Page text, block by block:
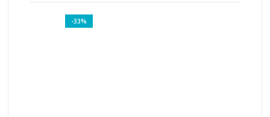
-33%